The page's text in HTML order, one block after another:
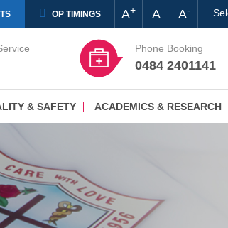
OP TIMINGS A+ A A-
Phone Booking
0484 2401141
& SAFETY ACADEMICS & RESEARCH